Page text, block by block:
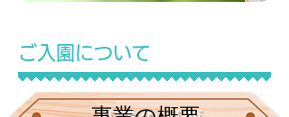
ご入園について